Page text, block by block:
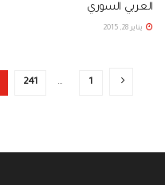
العربي السوري
يناير 28, 2015
1
…
241